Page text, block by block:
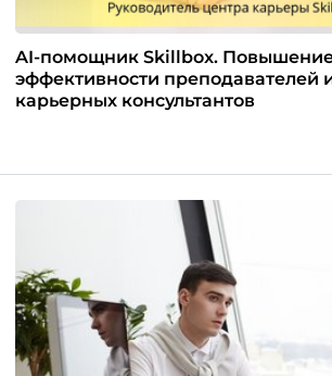
AI-помощник Skillbox.
эффективности преподавателей
карьерных консультантов